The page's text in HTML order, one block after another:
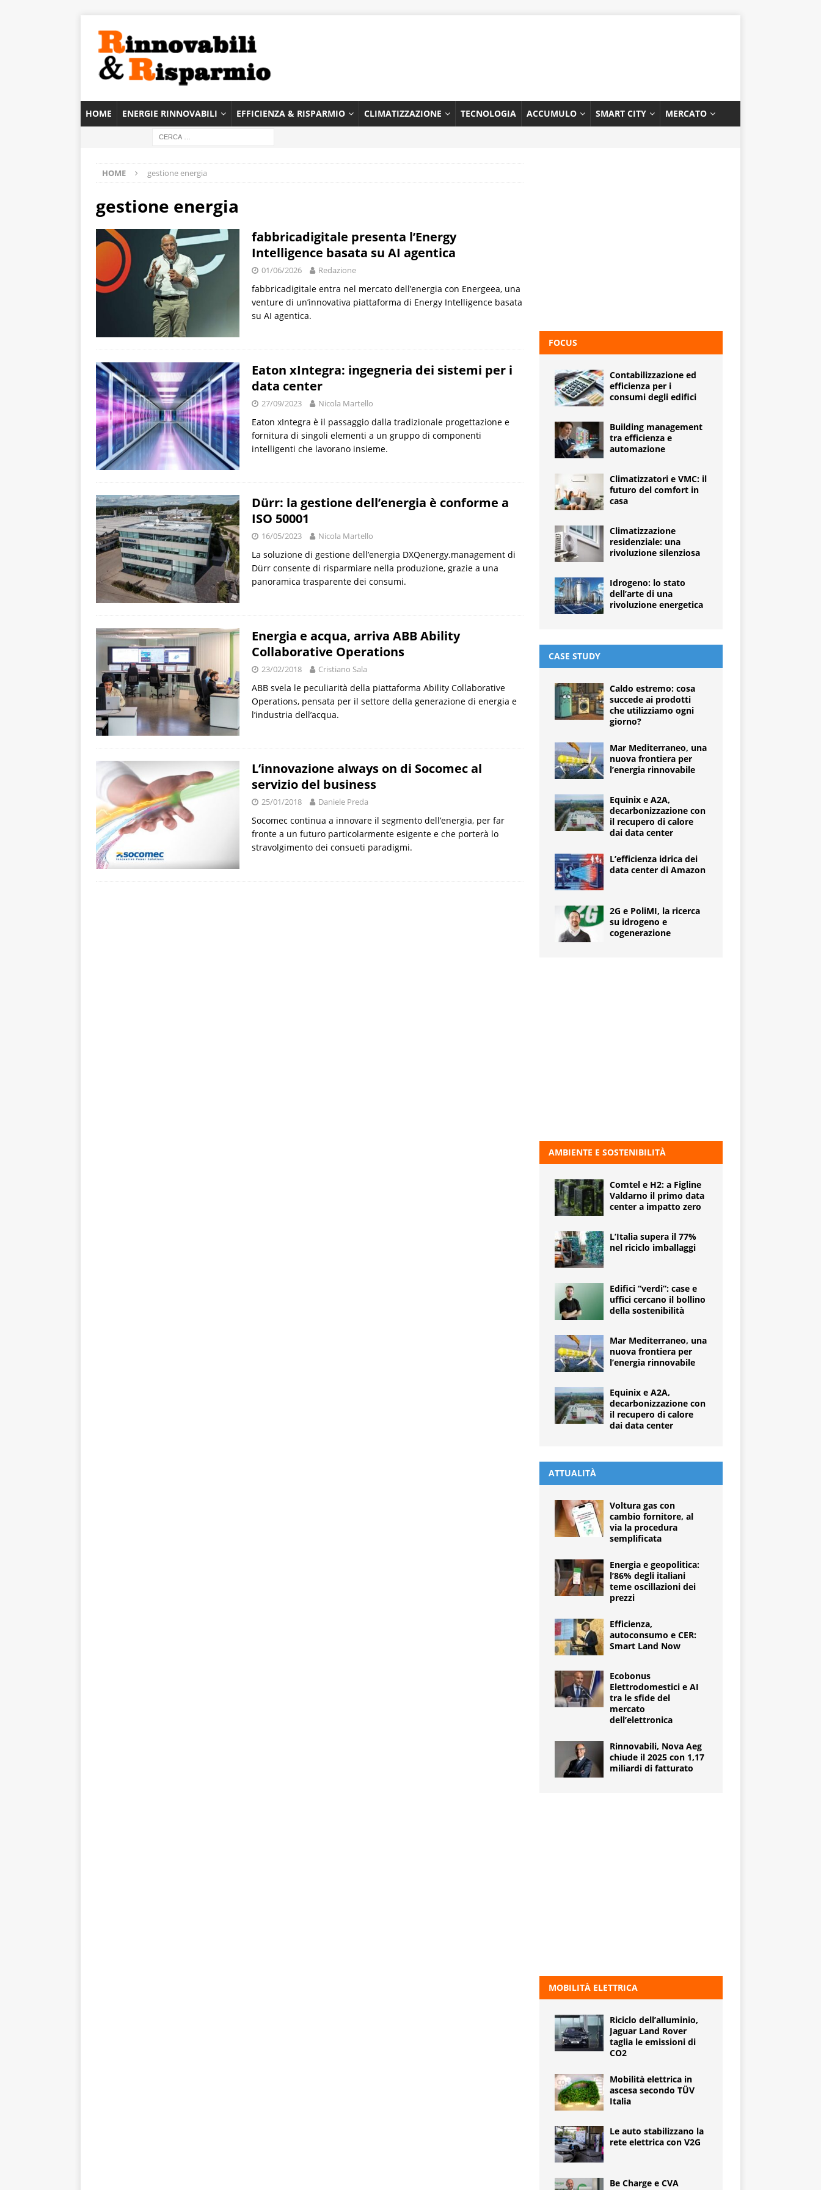
HOME ENERGIE RINNOVABILI EFFICIENZA & RISPARMIO CLIMATIZZAZIONE TECNOLOGIA ACCUMULO SMART CITY MERCATO
HOME gestione energia
gestione energia
fabbricadigitale presenta l’Energy
Intelligence basata su AI agentica
01/06/2026 Redazione
fabbricadigitale entra nel mercato dell’energia con Energeea, una
venture di un’innovativa piattaforma di Energy Intelligence basata
su AI agentica.
Eaton xIntegra: ingegneria dei sistemi per i
data center
27/09/2023 Nicola Martello
Eaton xIntegra è il passaggio dalla tradizionale progettazione e
fornitura di singoli elementi a un gruppo di componenti
intelligenti che lavorano insieme.
Dürr: la gestione dell’energia è conforme a
ISO 50001
16/05/2023 Nicola Martello
La soluzione di gestione dell’energia DXQenergy.management di
Dürr consente di risparmiare nella produzione, grazie a una
panoramica trasparente dei consumi.
Energia e acqua, arriva ABB Ability
Collaborative Operations
23/02/2018 Cristiano Sala
ABB svela le peculiarità della piattaforma Ability Collaborative
Operations, pensata per il settore della generazione di energia e
l’industria dell’acqua.
L’innovazione always on di Socomec al
servizio del business
25/01/2018 Daniele Preda
Socomec continua a innovare il segmento dell’energia, per far
fronte a un futuro particolarmente esigente e che porterà lo
stravolgimento dei consueti paradigmi.
FOCUS
Contabilizzazione ed
efficienza per i
consumi degli edifici
Building management
tra efficienza e
automazione
Climatizzatori e VMC: il
futuro del comfort in
casa
Climatizzazione
residenziale: una
rivoluzione silenziosa
Idrogeno: lo stato
dell’arte di una
rivoluzione energetica
CASE STUDY
Caldo estremo: cosa
succede ai prodotti
che utilizziamo ogni
giorno?
Mar Mediterraneo, una
nuova frontiera per
l’energia rinnovabile
Equinix e A2A,
decarbonizzazione con
il recupero di calore
dai data center
L’efficienza idrica dei
data center di Amazon
2G e PoliMI, la ricerca
su idrogeno e
cogenerazione
AMBIENTE E SOSTENIBILITÀ
Comtel e H2: a Figline
Valdarno il primo data
center a impatto zero
L’Italia supera il 77%
nel riciclo imballaggi
Edifici “verdi”: case e
uffici cercano il bollino
della sostenibilità
Mar Mediterraneo, una
nuova frontiera per
l’energia rinnovabile
Equinix e A2A,
decarbonizzazione con
il recupero di calore
dai data center
ATTUALITÀ
Voltura gas con
cambio fornitore, al
via la procedura
semplificata
Energia e geopolitica:
l’86% degli italiani
teme oscillazioni dei
prezzi
Efficienza,
autoconsumo e CER:
Smart Land Now
Ecobonus
Elettrodomestici e AI
tra le sfide del
mercato
dell’elettronica
Rinnovabili, Nova Aeg
chiude il 2025 con 1,17
miliardi di fatturato
MOBILITÀ ELETTRICA
Riciclo dell’alluminio,
Jaguar Land Rover
taglia le emissioni di
CO2
Mobilità elettrica in
ascesa secondo TÜV
Italia
Le auto stabilizzano la
rete elettrica con V2G
Be Charge e CVA